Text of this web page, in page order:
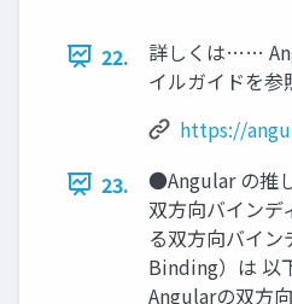
22.
詳しくは……
イルガイドを参
https://
23.
●Angular の推
双方向バインデ
る双方向バイ
Binding）は 以
Angularの双方